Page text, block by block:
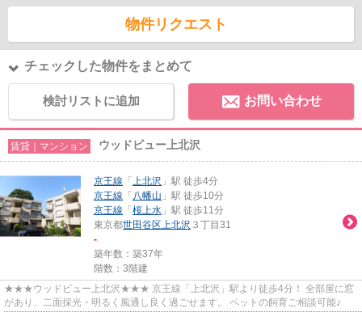
物件リクエスト
チェックした物件をまとめて
検討リストに追加 お問い合わせ
賃貸｜マンション ウッドビュー上北沢
京王線 「 上北沢 」駅 徒歩4分
京王線 「 八幡山 」駅 徒歩10分
京王線 「 桜上水 」駅 徒歩11分
東京都世田谷区上北沢 ３丁目31
-
築年数：築37年
階数：3階建
★★★ウッドビュー上北沢★★★ 京王線「上北沢」駅より徒歩4分！ 全部屋に窓
があり、二面採光・明るく風通し良く過ごせます。 ペットの飼育ご相談可能♪